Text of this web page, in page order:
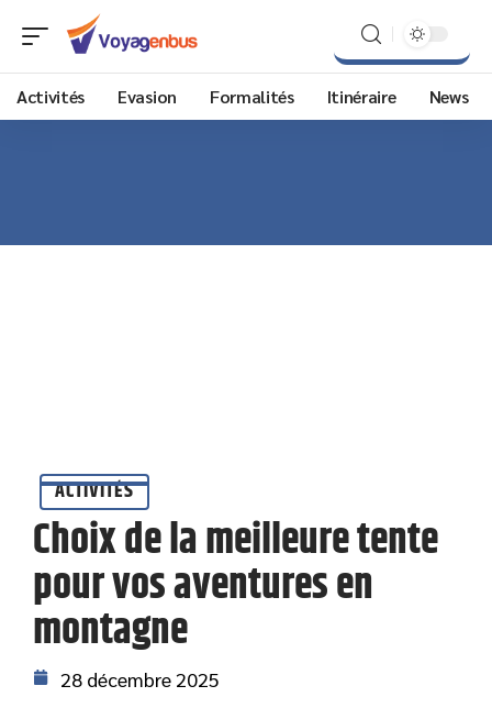
Activités Evasion Formalités Itinéraire News
ACTIVITÉS
Choix de la meilleure tente
pour vos aventures en
montagne
28 décembre 2025